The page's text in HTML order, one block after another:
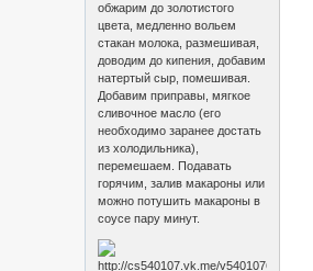
обжарим до золотистого
цвета, медленно вольем
стакан молока, размешивая,
доводим до кипения, добавим
натертый сыр, помешивая.
Добавим приправы, мягкое
сливочное масло (его
необходимо заранее достать
из холодильника),
перемешаем. Подавать
горячим, залив макароны или
можно потушить макароны в
соусе пару минут.